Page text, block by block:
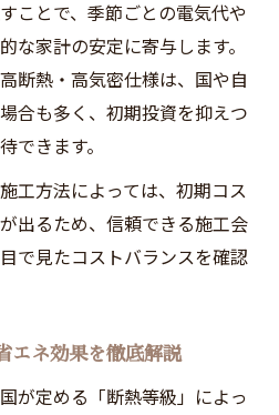
ことで、季節ごとの電気代や
な家計の安定に寄与します。
断熱・高気密仕様は、国や自
合も多く、初期投資を抑えつ
できます。
工方法によっては、初期コス
出るため、信頼できる施工会
で見たコストバランスを確認
エネ効果を徹底解説
が定める「断熱等級」によっ